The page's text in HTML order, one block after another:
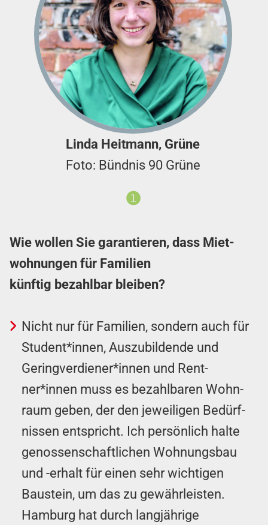
Linda Heitmann, Grüne
Foto: Bündnis 90 Grüne
❶
Wie wollen Sie garantieren, dass Miet­
wohn­ungen für Familien
künftig bezahlbar bleiben?
Nicht nur für Familien, sondern auch für
Student*innen, Aus­zu­bild­ende und
Gering­ver­diener*innen und Re­nt­
ner*innen muss es bezahlbaren Wohn­
raum geben, der den jeweiligen Be­dürf­
nissen entspricht. Ich persönlich halte
ge­nos­sen­schaft­lichen Wo­hn­ungs­bau
und -erhalt für einen sehr wichtigen
Baustein, um das zu gewährleisten.
Hamburg hat durch langjährige